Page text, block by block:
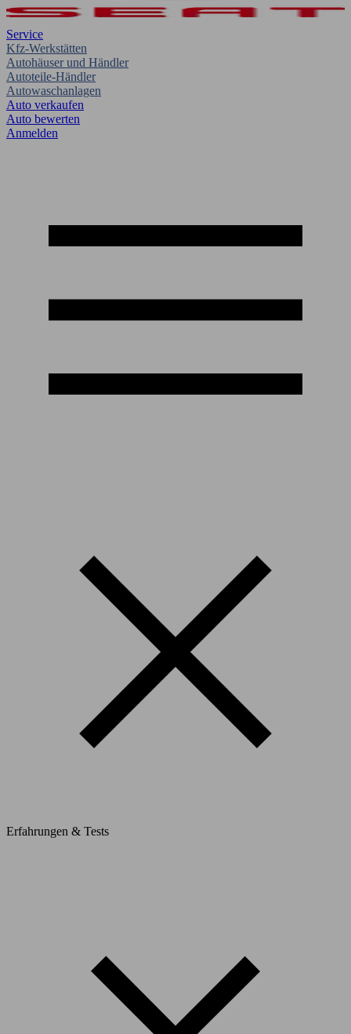
Service
Kfz-Werkstätten
Autohäuser und Händler
Autoteile-Händler
Autowaschanlagen
Auto verkaufen
Auto bewerten
Anmelden
Erfahrungen & Tests